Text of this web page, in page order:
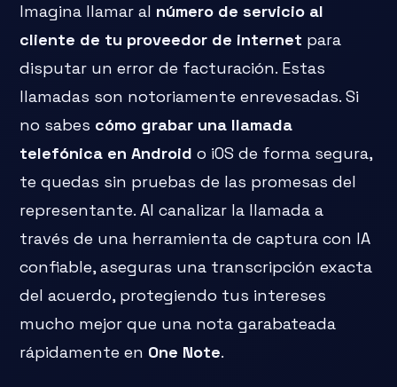
Imagina llamar al número de servicio al
cliente de tu proveedor de internet para
disputar un error de facturación. Estas
llamadas son notoriamente enrevesadas. Si
no sabes cómo grabar una llamada
telefónica en Android o iOS de forma segura,
te quedas sin pruebas de las promesas del
representante. Al canalizar la llamada a
través de una herramienta de captura con IA
confiable, aseguras una transcripción exacta
del acuerdo, protegiendo tus intereses
mucho mejor que una nota garabateada
rápidamente en One Note.